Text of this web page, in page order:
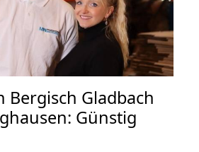
Bergisch Gladbach
Günstig